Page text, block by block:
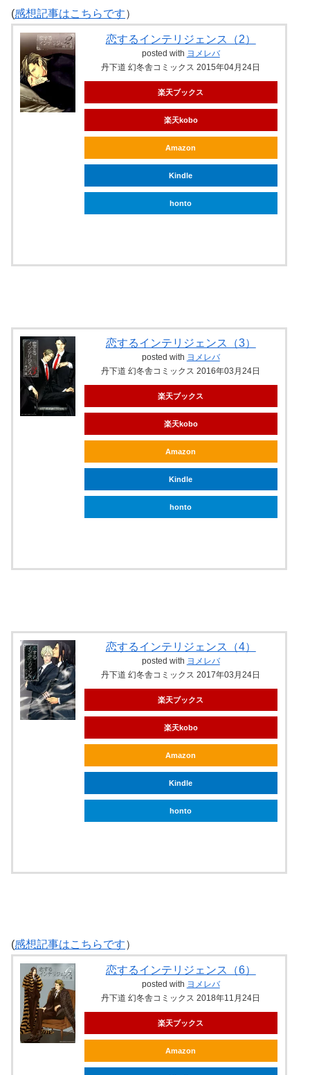
(感想記事はこちらです）
恋するインテリジェンス（2）
posted with ヨメレバ
丹下道 幻冬舎コミックス 2015年04月24日
楽天ブックス
楽天kobo
Amazon
Kindle
honto
恋するインテリジェンス（3）
posted with ヨメレバ
丹下道 幻冬舎コミックス 2016年03月24日
楽天ブックス
楽天kobo
Amazon
Kindle
honto
恋するインテリジェンス（4）
posted with ヨメレバ
丹下道 幻冬舎コミックス 2017年03月24日
楽天ブックス
楽天kobo
Amazon
Kindle
honto
(感想記事はこちらです）
恋するインテリジェンス（6）
posted with ヨメレバ
丹下道 幻冬舎コミックス 2018年11月24日
楽天ブックス
Amazon